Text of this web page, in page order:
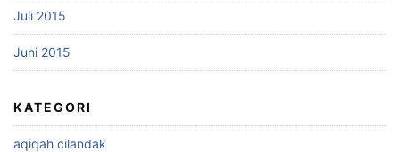
Juli 2015
Juni 2015
KATEGORI
aqiqah cilandak